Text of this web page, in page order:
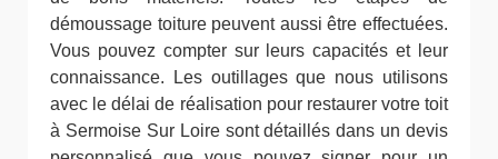
démoussage toiture peuvent aussi être effectuées.
Vous pouvez compter sur leurs capacités et leur
connaissance. Les outillages que nous utilisons
avec le délai de réalisation pour restaurer votre toit
à Sermoise Sur Loire sont détaillés dans un devis